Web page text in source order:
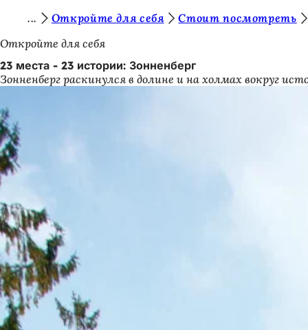
Перейти к содержимому
ы
з
д
е
с
ь
:
Откройте для себя
Стоит посмотреть
Откройте для себя
23 места - 23 истории: Зонненберг
Зонненберг раскинулся в долине и на холмах вокруг